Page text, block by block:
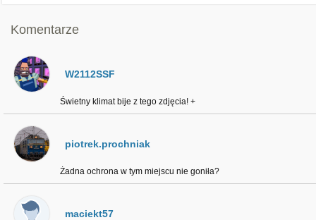
Komentarze
W2112SSF
Świetny klimat bije z tego zdjęcia! +
piotrek.prochniak
Żadna ochrona w tym miejscu nie goniła?
maciekt57